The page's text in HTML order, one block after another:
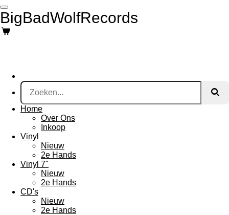
Ga
direct
naar
de
BigBadWolfRecords
Home
Over Ons
Inkoop
Vinyl
Nieuw
2e Hands
Vinyl 7"
Nieuw
2e Hands
CD's
Nieuw
2e Hands